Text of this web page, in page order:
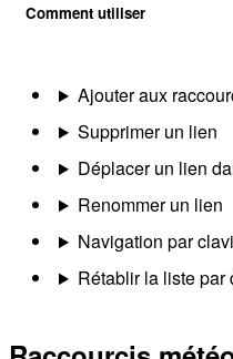
Comment utiliser
Ajouter aux
Supprimer un lien
Déplacer un lien
Renommer un lien
Navigation par
Rétablir la liste par